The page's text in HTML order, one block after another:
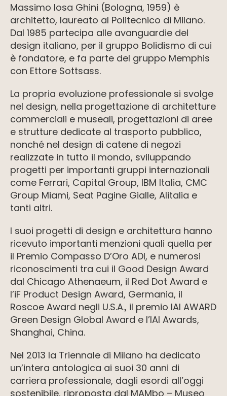
Massimo Iosa Ghini (Bologna, 1959) è
architetto, laureato al Politecnico di Milano.
Dal 1985 partecipa alle avanguardie del
design italiano, per il gruppo Bolidismo di cui
è fondatore, e fa parte del gruppo Memphis
con Ettore Sottsass.
La propria evoluzione professionale si svolge
nel design, nella progettazione di architetture
commerciali e museali, progettazioni di aree
e strutture dedicate al trasporto pubblico,
nonché nel design di catene di negozi
realizzate in tutto il mondo, sviluppando
progetti per importanti gruppi internazionali
come Ferrari, Capital Group, IBM Italia, CMC
Group Miami, Seat Pagine Gialle, Alitalia e
tanti altri.
I suoi progetti di design e architettura hanno
ricevuto importanti menzioni quali quella per
il Premio Compasso D’Oro ADI, e numerosi
riconoscimenti tra cui il Good Design Award
dal Chicago Athenaeum, il Red Dot Award e
l’iF Product Design Award, Germania, il
Roscoe Award negli U.S.A., il premio IAI AWARD
Green Design Global Award e l’IAI Awards,
Shanghai, China.
Nel 2013 la Triennale di Milano ha dedicato
un’intera antologica ai suoi 30 anni di
carriera professionale, dagli esordi all’oggi
sostenibile, riproposta dal MAMbo – Museo